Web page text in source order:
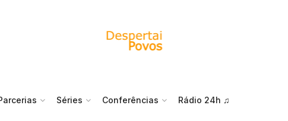
Séries Conferências Rádio 24h ♫